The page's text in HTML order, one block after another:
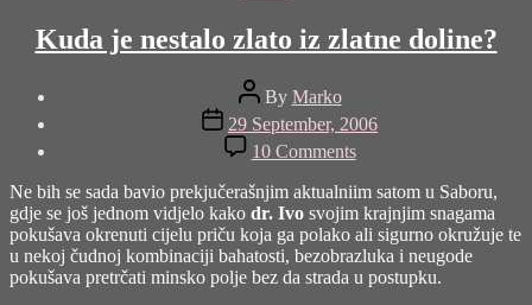
Kuda je nestalo zlato iz zlatne doline?
Post
author
By Marko
Post
date
29 September, 2006
10 Commentson
Kuda
je
nestalo
zlato
iz
zlatne
doline?
Ne bih se sada bavio prekjučerašnjim aktualniim satom u Saboru,
gdje se još jednom vidjelo kako dr. Ivo svojim krajnjim snagama
pokušava okrenuti cijelu priču koja ga polako ali sigurno okružuje te
u nekoj čudnoj kombinaciji bahatosti, bezobrazluka i neugode
pokušava pretrčati minsko polje bez da strada u postupku.